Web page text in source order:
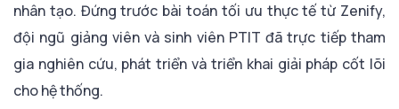
nhân tạo. Đứng trước bài toán tối ưu thực tế từ Zenify,
đội ngũ giảng viên và sinh viên PTIT đã trực tiếp tham
gia nghiên cứu, phát triển và triển khai giải pháp cốt lõi
cho hệ thống.